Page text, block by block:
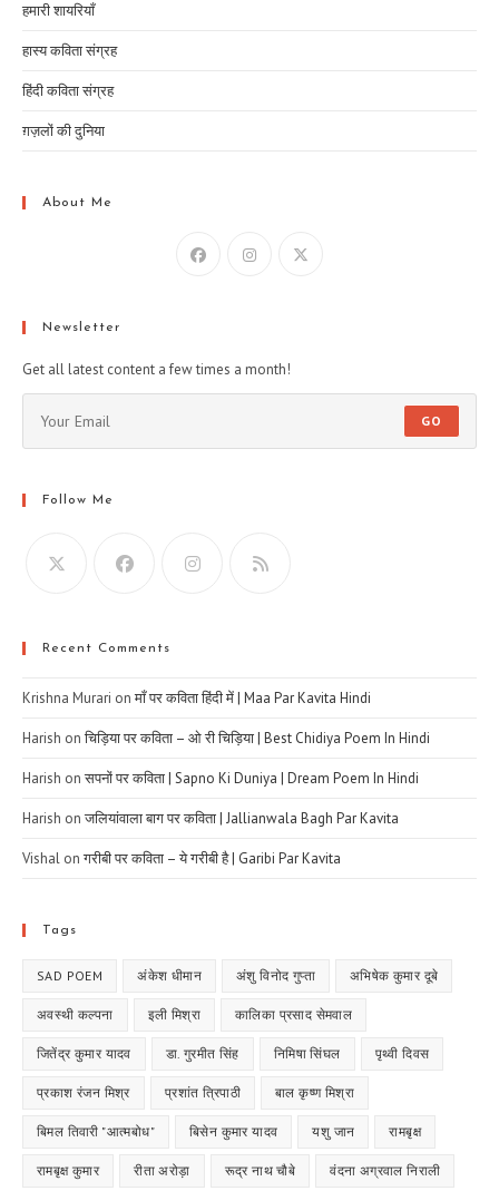
हमारी शायरियाँ
हास्य कविता संग्रह
हिंदी कविता संग्रह
ग़ज़लों की दुनिया
About Me
Newsletter
Get all latest content a few times a month!
GO
Follow Me
Recent Comments
Krishna Murari onमाँ पर कविता हिंदी में | Maa Par Kavita Hindi
Harish onचिड़िया पर कविता – ओ री चिड़िया | Best Chidiya Poem In Hindi
Harish onसपनों पर कविता | Sapno Ki Duniya | Dream Poem In Hindi
Harish onजलियांवाला बाग पर कविता | Jallianwala Bagh Par Kavita
Vishal onगरीबी पर कविता – ये गरीबी है | Garibi Par Kavita
Tags
SAD POEM अंकेश धीमान अंशु विनोद गुप्ता अभिषेक कुमार दूबे
अवस्थी कल्पना इली मिश्रा कालिका प्रसाद सेमवाल
जितेंद्र कुमार यादव डा. गुरमीत सिंह निमिषा सिंघल पृथ्वी दिवस
प्रकाश रंजन मिश्र प्रशांत त्रिपाठी बाल कृष्ण मिश्रा
बिमल तिवारी "आत्मबोध" बिसेन कुमार यादव यशु जान रामबृक्ष
रामबृक्ष कुमार रीता अरोड़ा रूद्र नाथ चौबे वंदना अग्रवाल निराली